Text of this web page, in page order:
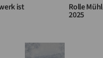
ist Rolle
2025